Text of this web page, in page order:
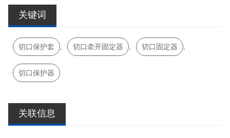
关键词
切口保护套 切口牵开固定器 切口固定器
切口保护器
关联信息